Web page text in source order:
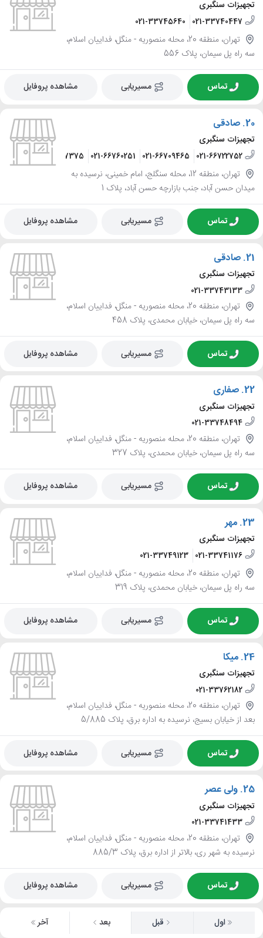
تجهیزات سنگبری
021-33740447
021-33745640
تهران، منطقه 20، محله منصوریه - منگل، فداییان اسلام،
سه راه پل سیمان، پلاک 556
تماس مسیریابی مشاهده پروفایل
20. صادقی
تجهیزات سنگبری
021-66722752
021-66709465
021-66760251
09122597375
تهران، منطقه 12، محله سنگلج، امام خمینی، نرسیده به
میدان حسن آباد، جنب بازارچه حسن آباد، پلاک 1
تماس مسیریابی مشاهده پروفایل
21. صادقی
تجهیزات سنگبری
021-33743133
تهران، منطقه 20، محله منصوریه - منگل، فداییان اسلام،
سه راه پل سیمان، خیابان محمدی، پلاک 458
تماس مسیریابی مشاهده پروفایل
22. صفاری
تجهیزات سنگبری
021-33748494
تهران، منطقه 20، محله منصوریه - منگل، فداییان اسلام،
سه راه پل سیمان، خیابان محمدی، پلاک 327
تماس مسیریابی مشاهده پروفایل
23. مهر
تجهیزات سنگبری
021-33741176
021-33749123
تهران، منطقه 20، محله منصوریه - منگل، فداییان اسلام،
سه راه پل سیمان، خیابان محمدی، پلاک 319
تماس مسیریابی مشاهده پروفایل
24. میکا
تجهیزات سنگبری
021-33762182
تهران، منطقه 20، محله منصوریه - منگل، فداییان اسلام،
بعد از خیابان بسیج، نرسیده به اداره برق، پلاک 5/885
تماس مسیریابی مشاهده پروفایل
25. ولی عصر
تجهیزات سنگبری
021-33741433
تهران، منطقه 20، محله منصوریه - منگل، فداییان اسلام،
نرسیده به شهر ری، بالاتر از اداره برق، پلاک 885/3
تماس مسیریابی مشاهده پروفایل
اول قبل بعد آخر